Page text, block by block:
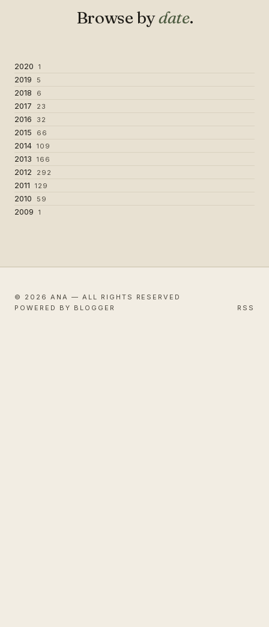
Browse bydate.
2020 1
2019 5
2018 6
2017 23
2016 32
2015 66
2014 109
2013 166
2012 292
2011 129
2010 59
2009 1
© 2026 ANA — ALL RIGHTS RESERVED
POWERED BY BLOGGER
RSS